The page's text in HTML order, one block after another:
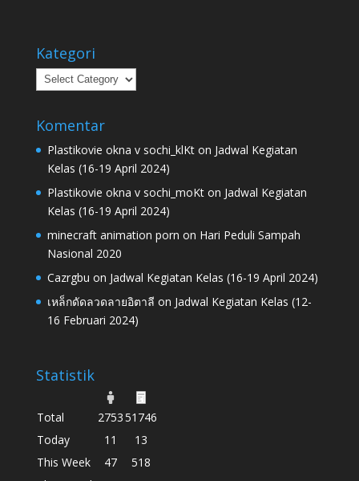
Kategori
Kategori
Komentar
Plastikovie okna v sochi_klKton Jadwal Kegiatan
Kelas (16-19 April 2024)
Plastikovie okna v sochi_moKton Jadwal Kegiatan
Kelas (16-19 April 2024)
minecraft animation porn on Hari Peduli Sampah
Nasional 2020
Cazrgbu on Jadwal Kegiatan Kelas (16-19 April 2024)
เหล็กดัดลวดลายอิตาลี on Jadwal Kegiatan Kelas (12-
16 Februari 2024)
Statistik
Total 275351746
Today
11
13
This Week
47
518